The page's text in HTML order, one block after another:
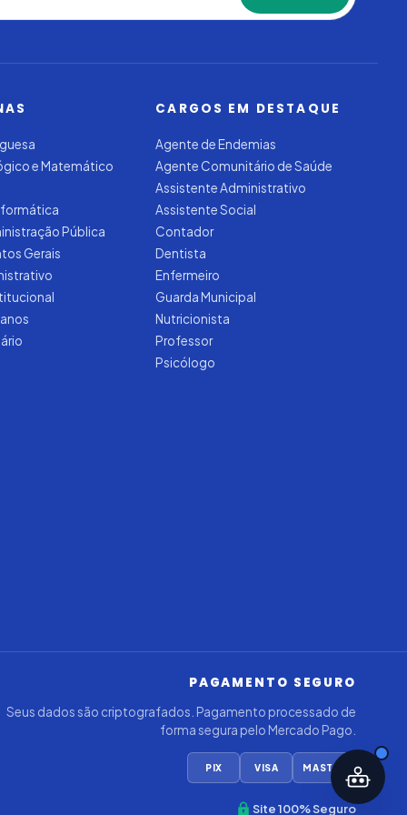
e Matemático
Pública
Gerais
CARGOS EM DESTAQUE
Agente de Endemias
Agente Comunitário de Saúde
Assistente Administrativo
Assistente Social
Contador
Dentista
Enfermeiro
Guarda Municipal
Nutricionista
Professor
Psicólogo
PAGAMENTO SEGURO
Seus dados são criptografados. Pagamento processado de
forma segura pelo Mercado Pago.
PIX VISA MASTER
Site 100% Seguro